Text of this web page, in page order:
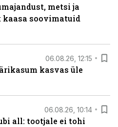
metsi ja
kaasa soovimatuid
06.08.26, 12:15
kasvas üle
06.08.26, 10:14
all: tootjale ei tohi